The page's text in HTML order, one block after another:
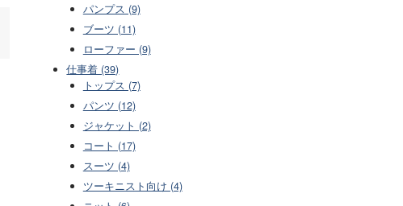
パンプス (9)
ブーツ (11)
ローファー (9)
仕事着 (39)
トップス (7)
パンツ (12)
ジャケット (2)
コート (17)
スーツ (4)
ツーキニスト向け (4)